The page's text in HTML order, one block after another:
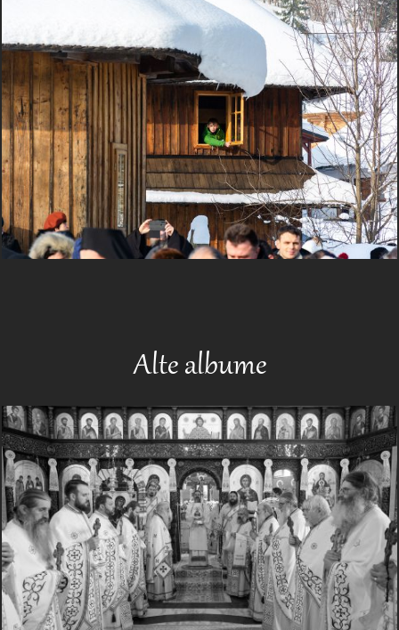
Alte albume